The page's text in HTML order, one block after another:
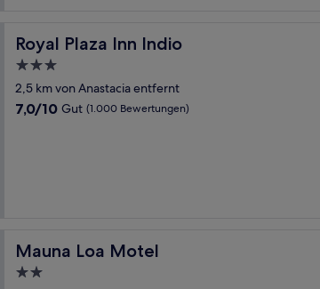
Royal Plaza Inn Indio
Royal Plaza Inn Indio
3.0-
Sterne-
Unterkunft
2,5 km von Anastacia entfernt
7.0
7,0/10 Gut (1.000 Bewertungen)
Mauna Loa Motel
Mauna Loa Motel
2.0-